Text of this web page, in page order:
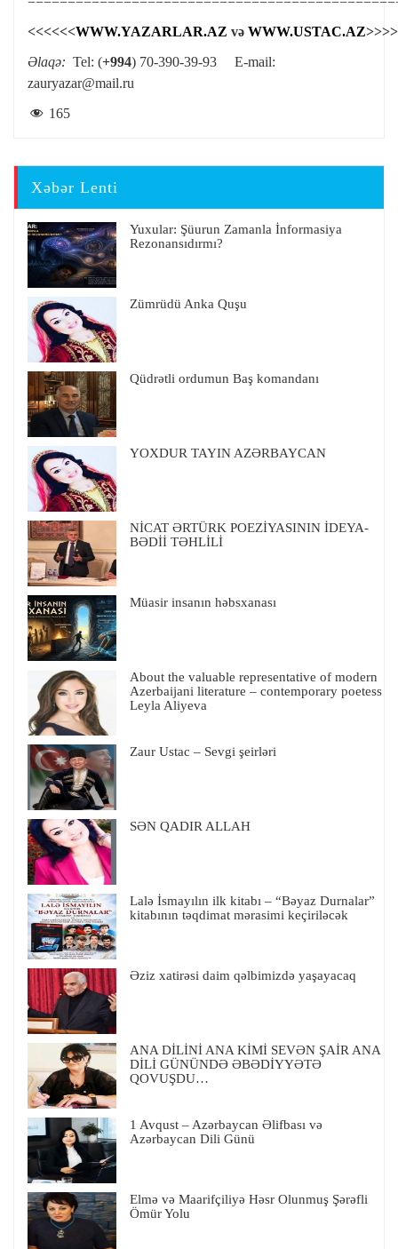
<<<<<<WWW.YAZARLAR.AZ və WWW.USTAC.AZ
Əlaqə: Tel: (+994) 70-390-39-93 E-mail:
zauryazar@mail.ru
165
Xəbər Lenti
Yuxular: Şüurun Zamanla İnformasiya
Rezonansıdırmı?
Zümrüdü Anka Quşu
Qüdrətli ordumun Baş komandanı
YOXDUR TAYIN AZƏRBAYCAN
NİCAT ƏRTÜRK POEZİYASININ İDEYA-
BƏDİİ TƏHLİLİ
Müasir insanın həbsxanası
About the valuable representative of modern
Azerbaijani literature – contemporary poetess
Leyla Aliyeva
Zaur Ustac – Sevgi şeirləri
SƏN QADIR ALLAH
Lalə İsmayılın ilk kitabı – “Bəyaz Durnalar”
kitabının təqdimat mərasimi keçiriləcək
Əziz xatirəsi daim qəlbimizdə yaşayacaq
ANA DİLİNİ ANA KİMİ SEVƏN ŞAİR ANA
DİLİ GÜNÜNDƏ ƏBƏDİYYƏTƏ
QOVUŞDU…
1 Avqust – Azərbaycan Əlifbası və
Azərbaycan Dili Günü
Elmə və Maarifçiliyə Həsr Olunmuş Şərəfli
Ömür Yolu